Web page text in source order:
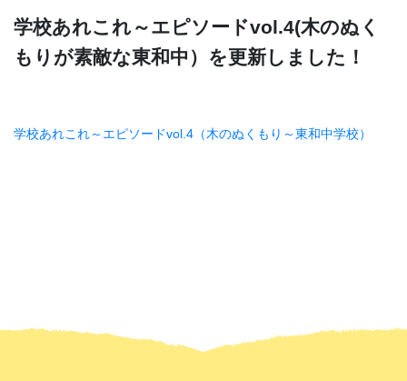
学校あれこれ～エピソードvol.4(木のぬく
もりが素敵な東和中）を更新しました！
学校あれこれ～エピソードvol.4（木のぬくもり～東和中学校）